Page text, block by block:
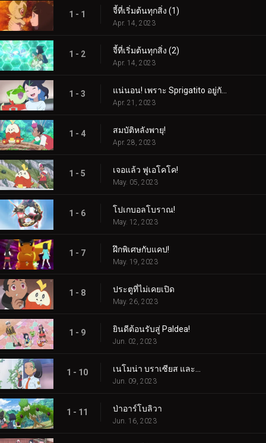
1 - 1 จี้ที่เริ่มต้นทุกสิ่ง (1)
Apr. 14, 2023
1 - 2 จี้ที่เริ่มต้นทุกสิ่ง (2)
Apr. 14, 2023
1 - 3
Apr. 21, 2023
1 - 4 สมบัติหลังพายุ!
Apr. 28, 2023
1 - 5 เจอแล้ว ฟูเอโคโค!
May. 05, 2023
1 - 6 โปเกบอลโบราณ!
May. 12, 2023
1 - 7 ฝึกพิเศษกับแคป!
May. 19, 2023
1 - 8 ประตูที่ไม่เคยเปิด
May. 26, 2023
1 - 9 ยินดีต้อนรับสู่ Paldea!
Jun. 02, 2023
1 - 10 เนโมน่า บราเซียส และ...
Jun. 09, 2023
1 - 11 ป่าอาร์โบลิวา
Jun. 16, 2023